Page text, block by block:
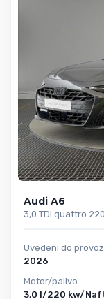
Audi A6
3,0 TDI quattro
Uvedení do
2026
Motor/palivo
3,0 l/220 kw/